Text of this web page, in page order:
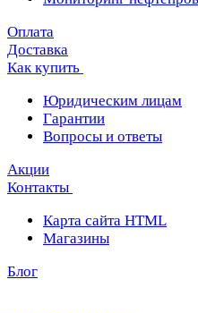
Оплата
Доставка
Как купить
Юридическим лицам
Гарантии
Вопросы и ответы
Акции
Контакты
Карта сайта HTML
Магазины
Блог